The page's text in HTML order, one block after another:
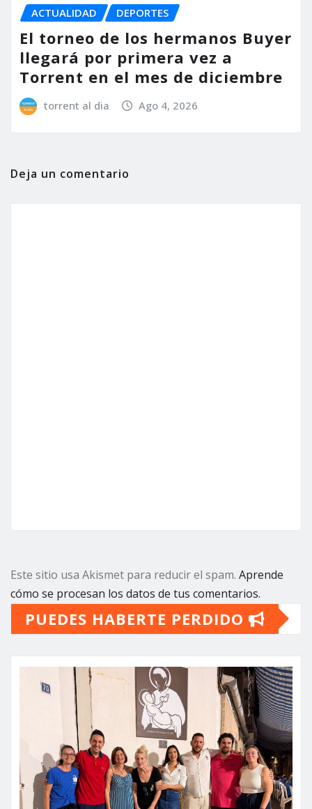
ACTUALIDAD DEPORTES
El torneo de los hermanos Buyer
llegará por primera vez a
Torrent en el mes de diciembre
torrent al dia Ago 4, 2026
Deja un comentario
Este sitio usa Akismet para reducir el spam. Aprende
cómo se procesan los datos de tus comentarios.
PUEDES HABERTE PERDIDO